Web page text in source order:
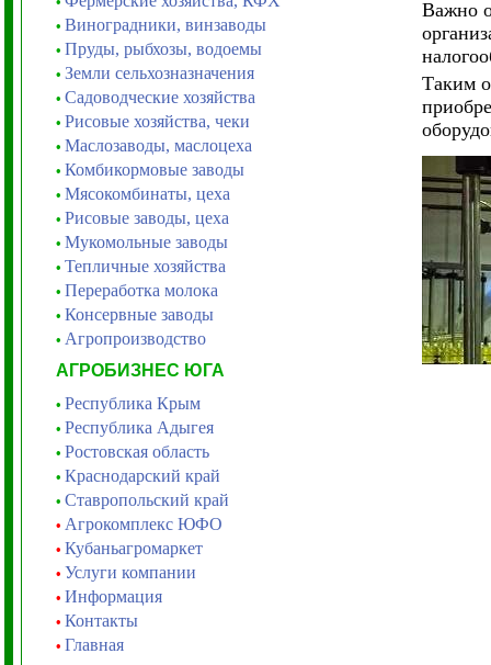
• Виноградники, винзаводы
• Пруды, рыбхозы, водоемы
• Земли сельхозназначения
• Садоводческие хозяйства
• Рисовые хозяйства, чеки
• Маслозаводы, маслоцеха
• Комбикормовые заводы
• Мясокомбинаты, цеха
• Рисовые заводы, цеха
• Мукомольные заводы
• Тепличные хозяйства
• Переработка молока
• Консервные заводы
• Агропроизводство
АГРОБИЗНЕС ЮГА
• Республика Крым
• Республика Адыгея
• Ростовская область
• Краснодарский край
• Ставропольский край
• Агрокомплекс ЮФО
• Кубаньагромаркет
• Услуги компании
• Информация
• Контакты
• Главная
Важно
Таким